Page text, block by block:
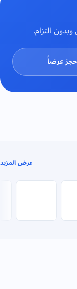
عرضاً
عرض المزيد